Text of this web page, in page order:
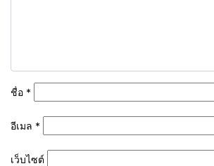
ชื่อ *
อีเมล *
เว็บไซต์